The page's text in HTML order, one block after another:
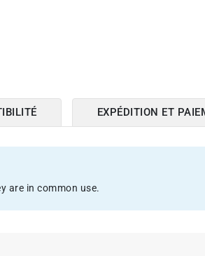
EXPÉDITION ET
are in common use.